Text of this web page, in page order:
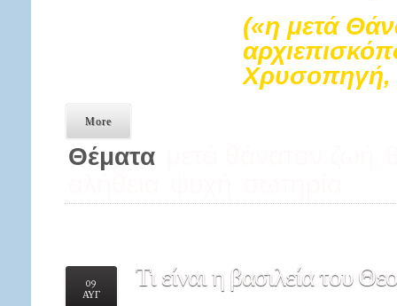
(«η μετά
Χρυσοπηγή,
More
Θέματα
09
ΑΥΓ
Τι είναι η βασιλεία του